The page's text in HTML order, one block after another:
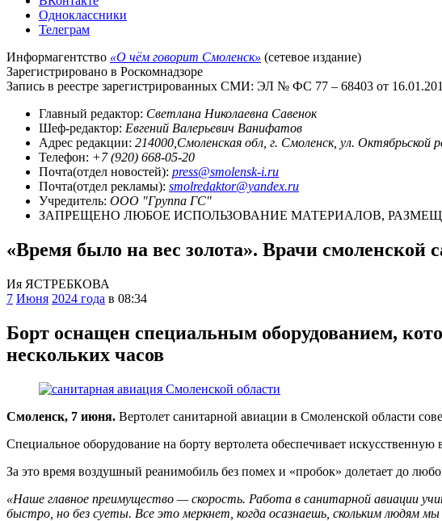
Одноклассники
Телеграм
Информагентство «О чём говорит Смоленск» (сетевое издание)
Зарегистрировано в Роскомнадзоре
Запись в реестре зарегистрированных СМИ: ЭЛ № ФС 77 – 68403 от
Главный редактор: Светлана Николаевна Савенок
Шеф-редактор: Евгений Валерьевич Ванифатов
Адрес редакции: 214000,Смоленская обл, г. Смоленск, ул. Октябрьской
Телефон: +7 (920) 668-05-20
Почта(отдел новостей): press@smolensk-i.ru
Почта(отдел рекламы): smolredaktor@yandex.ru
Учредитель: ООО "Группа ГС"
ЗАПРЕЩЕНО ЛЮБОЕ ИСПОЛЬЗОВАНИЕ МАТЕРИАЛОВ,
«Время было на вес золота». Врачи смоленской
Ия ЯСТРЕБКОВА
7 Июня 2024 года в 08:34
Борт оснащен специальным оборудованием,
нескольких часов
Смоленск, 7 июня. Вертолет санитарной авиации в Смоленской области
Специальное оборудование на борту вертолета обеспечивает
За это время воздушный реанимобиль без помех и «пробок» долетает до
«Наше главное преимущество — скорость. Работа в санитарной авиации
быстро, но без суеты. Все это меркнет, когда осазнаешь, скольким людям мы